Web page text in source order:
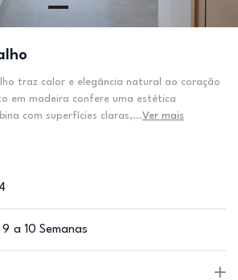
traz calor e elegância natural ao coração
em madeira confere uma estética
com superfícies claras,...Ver mais
9 a 10 Semanas